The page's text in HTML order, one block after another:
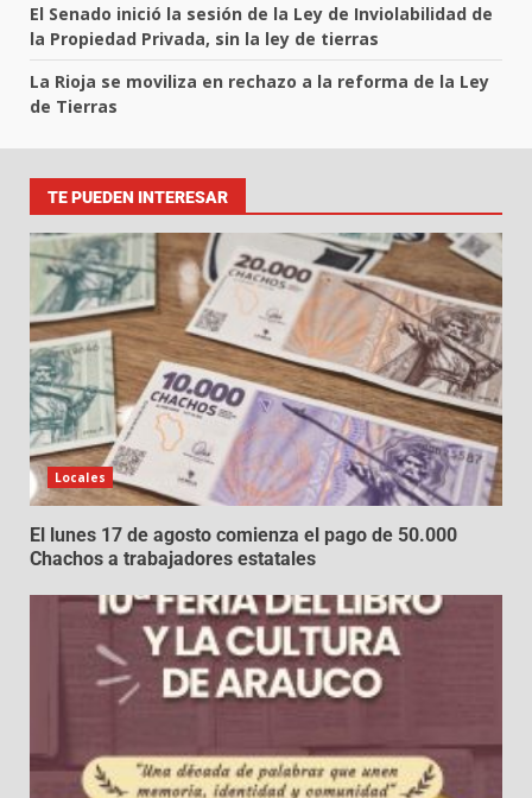
El Senado inició la sesión de la Ley de Inviolabilidad de
la Propiedad Privada, sin la ley de tierras
La Rioja se moviliza en rechazo a la reforma de la Ley
de Tierras
TE PUEDEN INTERESAR
Locales
El lunes 17 de agosto comienza el pago de 50.000
Chachos a trabajadores estatales